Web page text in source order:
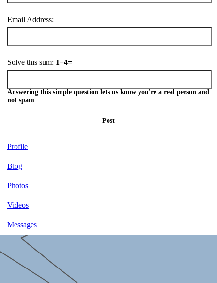
Email Address:
Solve this sum: 1+4=
Answering this simple question lets us know you're a real person and
not spam
Post
Profile
Blog
Photos
Videos
Messages